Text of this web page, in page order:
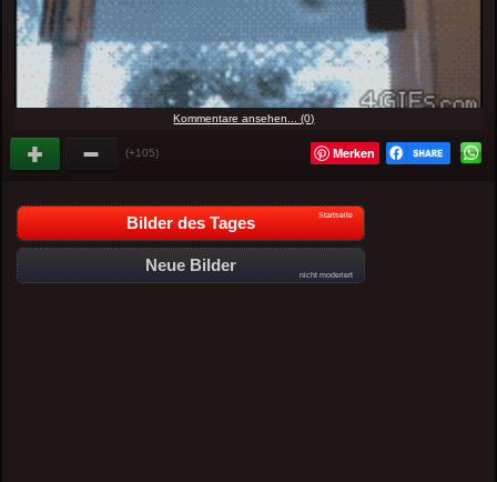
Kommentare ansehen... (0)
(+105) Merken
Bilder des Tages Startseite
Neue Bilder
nicht moderiert